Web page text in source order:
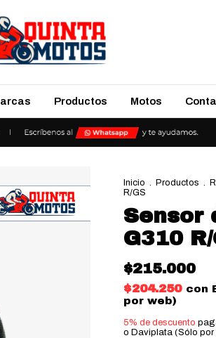
Productos Motos
Inicio . Productos .
R/GS
Sensor
G310
$215.000
$204.250 con
por web)
5% de descuento
o Daviplata (Sólo por